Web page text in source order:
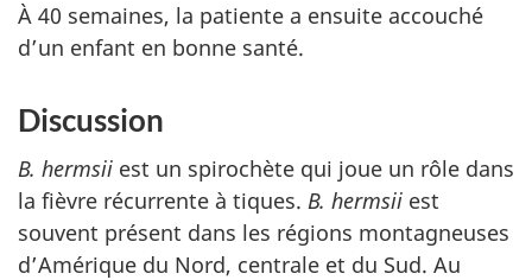
À 40 semaines, la patiente a ensuite accouché
d’un enfant en bonne santé.
Discussion
B. hermsii est un spirochète qui joue un rôle dans
la fièvre récurrente à tiques. B. hermsii est
souvent présent dans les régions montagneuses
d’Amérique du Nord, centrale et du Sud. Au